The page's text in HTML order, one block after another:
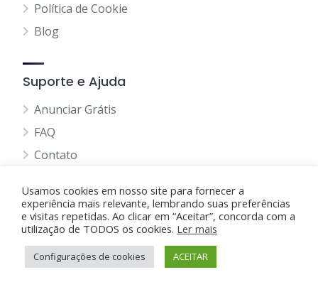
Política de Cookie
Blog
Suporte e Ajuda
Anunciar Grátis
FAQ
Contato
Anunciando Agora
Página Inicial
Minha Conta
Usamos cookies em nosso site para fornecer a
experiência mais relevante, lembrando suas preferências
e visitas repetidas. Ao clicar em “Aceitar”, concorda com a
utilização de TODOS os cookies. Ler mais
Configurações de cookies ACEITAR